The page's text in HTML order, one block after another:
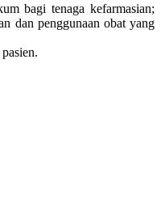
bagi tenaga kefarmasian;
dan penggunaan obat yang